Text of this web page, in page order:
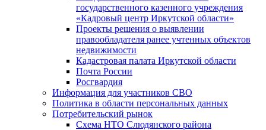
государственного казенного учреждения
«Кадровый центр Иркутской области»
Проекты решения о выявлении
правообладателя ранее учтенных объектов
недвижимости
Кадастровая палата Иркутской области
Почта России
Росгвардия
Информация для участников СВО
Политика в области персональных данных
Потребительский рынок
Схема НТО Слюдянского района